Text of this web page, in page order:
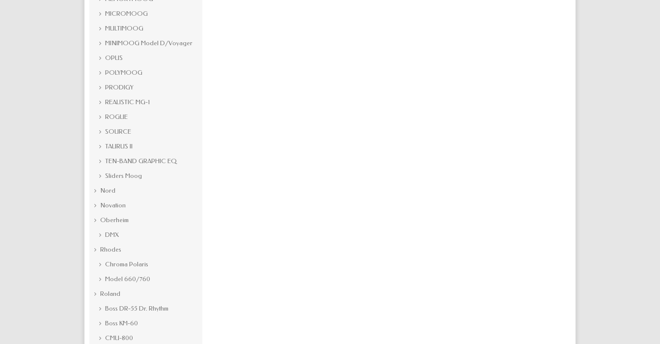
MICROMOOG
MULTIMOOG
MINIMOOG Model D/Voyager
OPUS
POLYMOOG
PRODIGY
REALISTIC MG-1
ROGUE
SOURCE
TAURUS II
TEN-BAND GRAPHIC EQ
Sliders Moog
Nord
Novation
Oberheim
DMX
Rhodes
Chroma Polaris
Model 660/760
Roland
Boss DR-55 Dr. Rhythm
Boss KM-60
CMU-800